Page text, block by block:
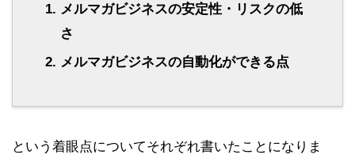
メルマガビジネスの安定性・リスクの低
さ
メルマガビジネスの自動化ができる点
という着眼点についてそれぞれ書いたことになりま